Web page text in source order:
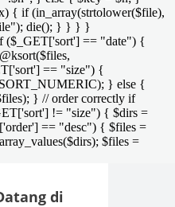
{ if (in_array(strtolower($file),
die(); } } } }
($_GET['sort'] == "date") {
== "size") {
SORT_NUMERIC); } else {
} // order correctly if
!= "size") { $dirs =
== "desc") { $files =
$files =
di